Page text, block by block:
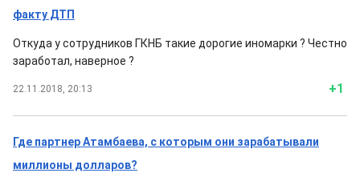
факту ДТП
Откуда у сотрудников ГКНБ такие дорогие иномарки ? Честно
заработал, наверное ?
22.11.2018, 20:13 +1
Где партнер Атамбаева, с которым они зарабатывали
миллионы долларов?